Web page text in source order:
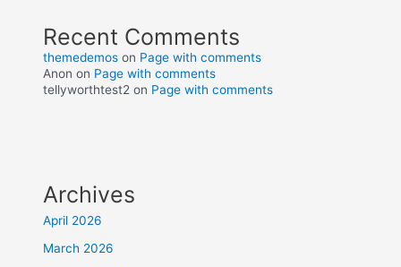
Recent Comments
themedemos on Page with comments
Anon on Page with comments
tellyworthtest2 on Page with comments
Archives
April 2026
March 2026